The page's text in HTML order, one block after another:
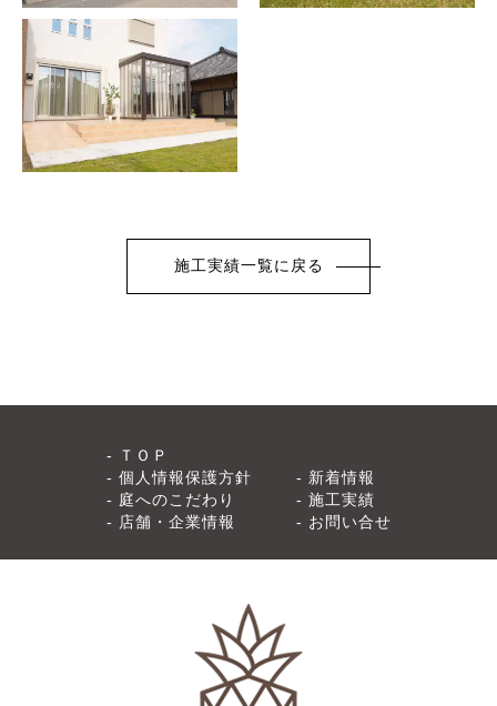
施工実績一覧に戻る
ＴＯＰ
個人情報保護方針
新着情報
庭へのこだわり
施工実績
店舗・企業情報
お問い合せ